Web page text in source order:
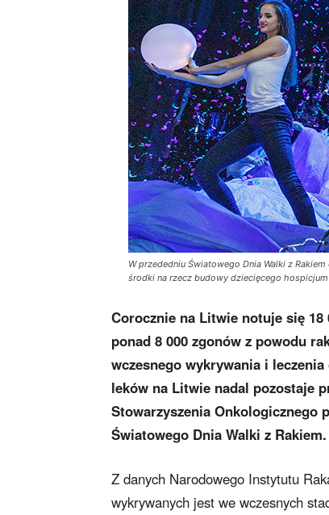
W przededniu Światowego Dnia Walki z
środki na rzecz budowy dziecięcego
Corocznie na Litwie notuje się
ponad 8 000 zgonów z powodu
wczesnego wykrywania i
leków na Litwie nadal pozostaje
Stowarzyszenia Onkologicznego
Światowego Dnia Walki z Rakiem.
Z danych Narodowego Instytutu
wykrywanych jest we wczesnych